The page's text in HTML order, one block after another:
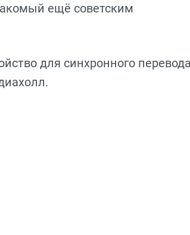
ещё советским
для синхронного